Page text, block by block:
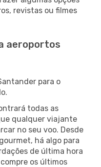
revistas ou filmes
aeroportos
para o
todas as
qualquer viajante
no seu voo. Desde
há algo para
de última hora
os últimos